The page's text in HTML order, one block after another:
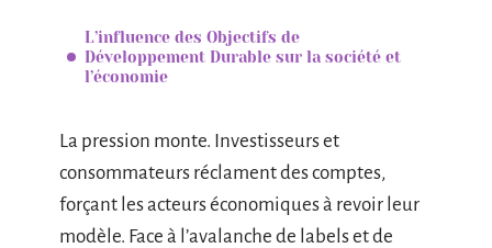
L’influence des Objectifs de
Développement Durable sur la société et
l’économie
La pression monte. Investisseurs et
consommateurs réclament des comptes,
forçant les acteurs économiques à revoir leur
modèle. Face à l’avalanche de labels et de